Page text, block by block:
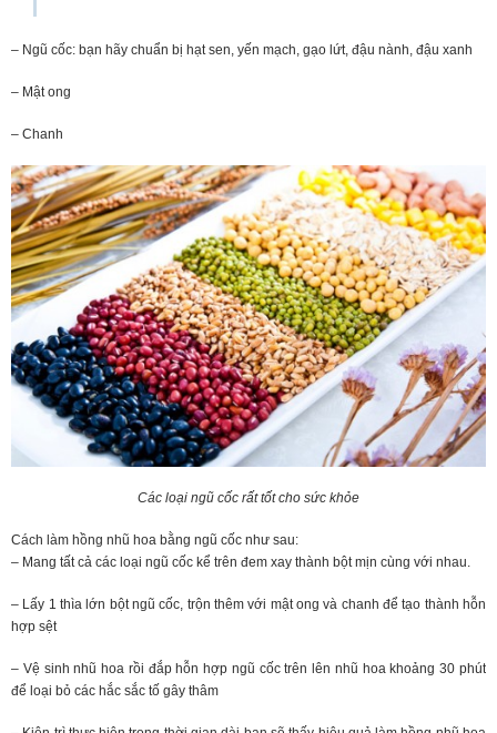
– Ngũ cốc: bạn hãy chuẩn bị hạt sen, yến mạch, gạo lứt, đậu nành, đậu xanh
– Mật ong
– Chanh
Các loại ngũ cốc rất tốt cho sức khỏe
Cách làm hồng nhũ hoa bằng ngũ cốc như sau:
– Mang tất cả các loại ngũ cốc kể trên đem xay thành bột mịn cùng với nhau.
– Lấy 1 thìa lớn bột ngũ cốc, trộn thêm với mật ong và chanh để tạo thành hỗn
hợp sệt
– Vệ sinh nhũ hoa rồi đắp hỗn hợp ngũ cốc trên lên nhũ hoa khoảng 30 phút
để loại bỏ các hắc sắc tố gây thâm